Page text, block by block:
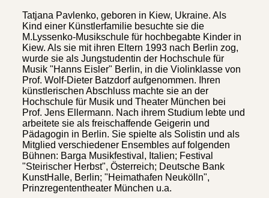
Tatjana Pavlenko, geboren in Kiew, Ukraine. Als
Kind einer Künstlerfamilie besuchte sie die
M.Lyssenko-Musikschule für hochbegabte Kinder in
Kiew. Als sie mit ihren Eltern 1993 nach Berlin zog,
wurde sie als Jungstudentin der Hochschule für
Musik "Hanns Eisler" Berlin, in die Violinklasse von
Prof. Wolf-Dieter Batzdorf aufgenommen. Ihren
künstlerischen Abschluss machte sie an der
Hochschule für Musik und Theater München bei
Prof. Jens Ellermann. Nach ihrem Studium lebte und
arbeitete sie als freischaffende Geigerin und
Pädagogin in Berlin. Sie spielte als Solistin und als
Mitglied verschiedener Ensembles auf folgenden
Bühnen: Barga Musikfestival, Italien; Festival
"Steirischer Herbst", Österreich; Deutsche Bank
KunstHalle, Berlin; "Heimathafen Neukölln",
Prinzregententheater München u.a.